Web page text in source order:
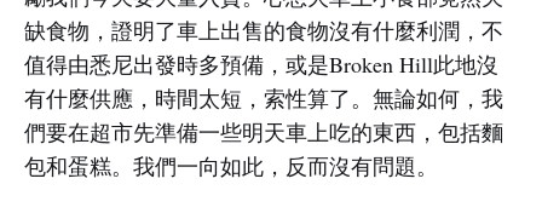
缺食物，證明了車上出售的食物沒有什麼利潤，不
值得由悉尼出發時多預備，或是Broken Hill此地沒
有什麼供應，時間太短，索性算了。無論如何，我
們要在超市先準備一些明天車上吃的東西，包括麵
包和蛋糕。我們一向如此，反而沒有問題。